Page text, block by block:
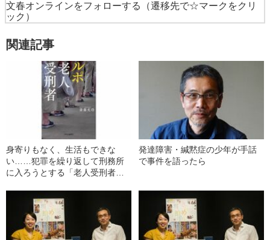
文春オンラインをフォローする
（遷移先で☆マークをクリ
ック）
関連記事
身寄りもなく、生活もできな
い……犯罪を繰り返して刑務所
に入ろうとする「老人受刑者」
発達障害・緘黙症の少年が手話
で事件を語ったら